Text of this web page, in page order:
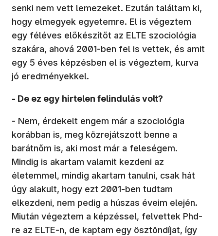
senki nem vett lemezeket. Ezután találtam ki,
hogy elmegyek egyetemre. El is végeztem
egy féléves előkészítőt az ELTE szociológia
szakára, ahová 2001-ben fel is vettek, és amit
egy 5 éves képzésben el is végeztem, kurva
jó eredményekkel.
- De ez egy hirtelen felindulás volt?
- Nem, érdekelt engem már a szociológia
korábban is, meg közrejátszott benne a
barátnőm is, aki most már a feleségem.
Mindig is akartam valamit kezdeni az
életemmel, mindig akartam tanulni, csak hát
úgy alakult, hogy ezt 2001-ben tudtam
elkezdeni, nem pedig a húszas éveim elején.
Miután végeztem a képzéssel, felvettek Phd-
re az ELTE-n, de kaptam egy ösztöndíjat, így